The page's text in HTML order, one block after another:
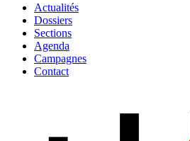
Actualités
Dossiers
Sections
Agenda
Campagnes
Contact